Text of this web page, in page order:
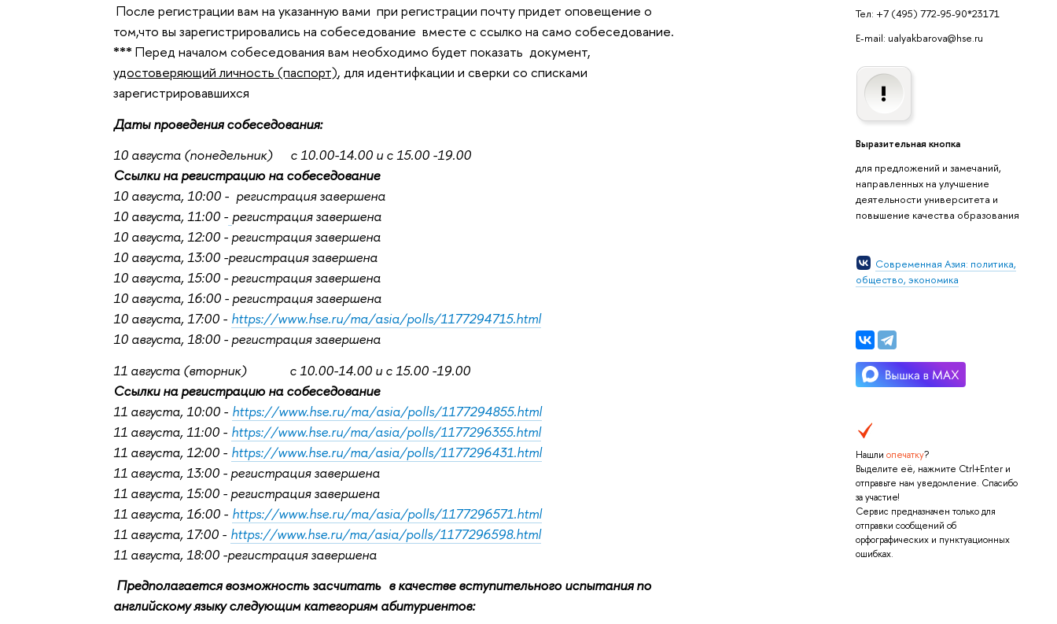
Тел: +7 (495) 772-95-90*23171
E-mail: ualyakbarova@hse.ru
Выразительная кнопка
для предложений и замечаний,
направленных на улучшение
деятельности университета и
повышение качества образования
Современная Азия: политика,
общество, экономика
Нашли опечатку?
Выделите её, нажмите Ctrl+Enter и
отправьте нам уведомление. Спасибо
за участие!
Сервис предназначен только для
отправки сообщений об
орфографических и пунктуационных
ошибках.
После регистрации вам на указанную вами при регистрации почту придет оповещение о
том,что вы зарегистрировались на собеседование вместе с ссылко на само собеседование.
*** Перед началом собеседования вам необходимо будет показать документ,
удостоверяющий личность (паспорт), для идентифкации и сверки со списками
зарегистрировавшихся
Даты проведения собеседования:
10 августа (понедельник) с 10.00-14.00 и с 15.00 -19.00
Ссылки на регистрацию на собеседование
10 августа, 10:00 - регистрация завершена
10 августа, 11:00 - регистрация завершена
10 августа, 12:00 - регистрация завершена
10 августа, 13:00 -регистрация завершена
10 августа, 15:00 - регистрация завершена
10 августа, 16:00 - регистрация завершена
10 августа, 17:00 - https://www.hse.ru/ma/asia/polls/1177294715.html
10 августа, 18:00 - регистрация завершена
11 августа (вторник) с 10.00-14.00 и с 15.00 -19.00
Ссылки на регистрацию на собеседование
11 августа, 10:00 - https://www.hse.ru/ma/asia/polls/1177294855.html
11 августа, 11:00 - https://www.hse.ru/ma/asia/polls/1177296355.html
11 августа, 12:00 - https://www.hse.ru/ma/asia/polls/1177296431.html
11 августа, 13:00 - регистрация завершена
11 августа, 15:00 - регистрация завершена
11 августа, 16:00 - https://www.hse.ru/ma/asia/polls/1177296571.html
11 августа, 17:00 - https://www.hse.ru/ma/asia/polls/1177296598.html
11 августа, 18:00 -регистрация завершена
Предполагается возможность засчитать в качестве вступительного испытания по
английскому языку следующим категориям абитуриентов: